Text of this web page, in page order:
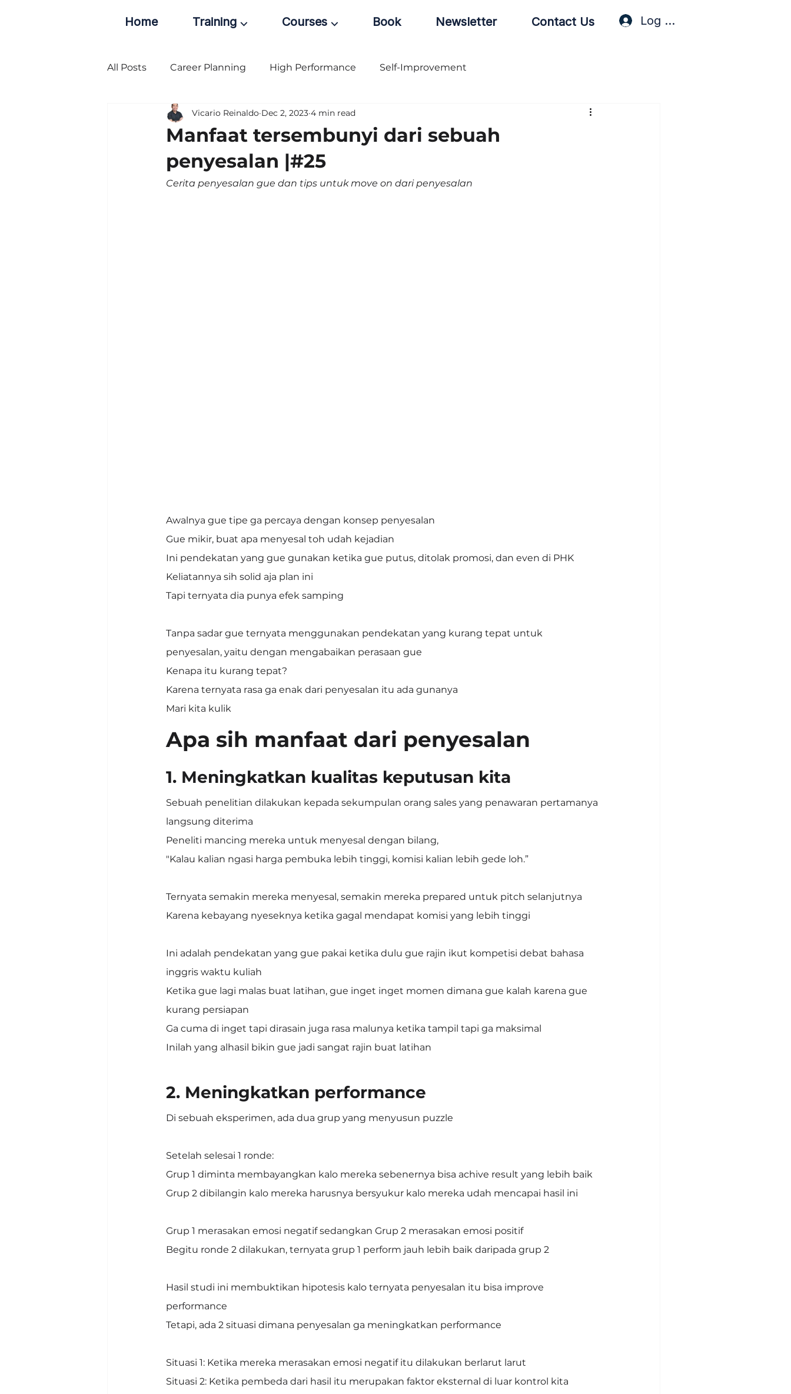
Home Training ⌵ Courses ⌵ Book Newsletter Contact Us Log In / Sign Up
All Posts Career Planning High Performance Self-Improvement
Manfaat tersembunyi dari sebuah
penyesalan |#25
Vicario Reinaldo Dec 2, 2023 4 min read
Cerita penyesalan gue dan tips untuk move on dari penyesalan
Awalnya gue tipe ga percaya dengan konsep penyesalan
Gue mikir, buat apa menyesal toh udah kejadian
Ini pendekatan yang gue gunakan ketika gue putus, ditolak promosi, dan even di PHK
Keliatannya sih solid aja plan ini
Tapi ternyata dia punya efek samping
Tanpa sadar gue ternyata menggunakan pendekatan yang kurang tepat untuk
penyesalan, yaitu dengan mengabaikan perasaan gue
Kenapa itu kurang tepat?
Karena ternyata rasa ga enak dari penyesalan itu ada gunanya
Mari kita kulik
Apa sih manfaat dari penyesalan
1. Meningkatkan kualitas keputusan kita
Sebuah penelitian dilakukan kepada sekumpulan orang sales yang penawaran pertamanya
langsung diterima
Peneliti mancing mereka untuk menyesal dengan bilang,
"Kalau kalian ngasi harga pembuka lebih tinggi, komisi kalian lebih gede loh.”
Ternyata semakin mereka menyesal, semakin mereka prepared untuk pitch selanjutnya
Karena kebayang nyeseknya ketika gagal mendapat komisi yang lebih tinggi
Ini adalah pendekatan yang gue pakai ketika dulu gue rajin ikut kompetisi debat bahasa
inggris waktu kuliah
Ketika gue lagi malas buat latihan, gue inget inget momen dimana gue kalah karena gue
kurang persiapan
Ga cuma di inget tapi dirasain juga rasa malunya ketika tampil tapi ga maksimal
Inilah yang alhasil bikin gue jadi sangat rajin buat latihan
2. Meningkatkan performance
Di sebuah eksperimen, ada dua grup yang menyusun puzzle
Setelah selesai 1 ronde:
Grup 1 diminta membayangkan kalo mereka sebenernya bisa achive result yang lebih baik
Grup 2 dibilangin kalo mereka harusnya bersyukur kalo mereka udah mencapai hasil ini
Grup 1 merasakan emosi negatif sedangkan Grup 2 merasakan emosi positif
Begitu ronde 2 dilakukan, ternyata grup 1 perform jauh lebih baik daripada grup 2
Hasil studi ini membuktikan hipotesis kalo ternyata penyesalan itu bisa improve
performance
Tetapi, ada 2 situasi dimana penyesalan ga meningkatkan performance
Situasi 1: Ketika mereka merasakan emosi negatif itu dilakukan berlarut larut
Situasi 2: Ketika pembeda dari hasil itu merupakan faktor eksternal di luar kontrol kita